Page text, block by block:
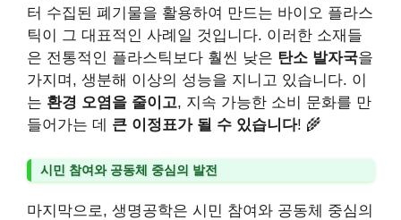
터 수집된 폐기물을 활용하여 만드는 바이오 플라스
틱이 그 대표적인 사례일 것입니다. 이러한 소재들
은 전통적인 플라스틱보다 훨씬 낮은 탄소 발자국을
가지며, 생분해 이상의 성능을 지니고 있습니다. 이
는 환경 오염을 줄이고, 지속 가능한 소비 문화를 만
들어가는 데 큰 이정표가 될 수 있습니다! 🌾
시민 참여와 공동체 중심의 발전
마지막으로, 생명공학은 시민 참여와 공동체 중심의